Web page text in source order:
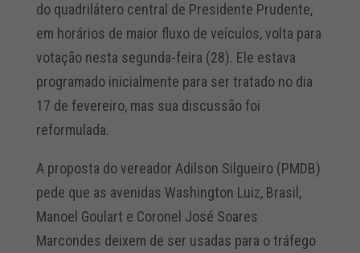
do quadrilátero central de Presidente Prudente,
em horários de maior fluxo de veículos, volta para
votação nesta segunda-feira (28). Ele estava
programado inicialmente para ser tratado no dia
17 de fevereiro, mas sua discussão foi
reformulada.
A proposta do vereador Adilson Silgueiro (PMDB)
pede que as avenidas Washington Luiz, Brasil,
Manoel Goulart e Coronel José Soares
Marcondes deixem de ser usadas para o tráfego